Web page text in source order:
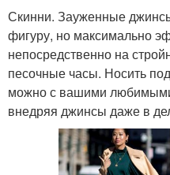
Скинни. Зауженные
фигуру, но максимально
непосредственно на
песочные часы. Носить
можно с вашими
внедряя джинсы даже в